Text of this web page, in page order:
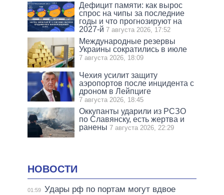
Дефицит памяти: как вырос
спрос на чипы за последние
годы и что прогнозируют на
2027-й 7 августа 2026, 17:52
Международные резервы
Украины сократились в июле
7 августа 2026, 18:09
Чехия усилит защиту
аэропортов после инцидента с
дроном в Лейпциге
7 августа 2026, 18:45
Оккупанты ударили из РСЗО
по Славянску, есть жертва и
ранены 7 августа 2026, 22:29
НОВОСТИ
01:59 Удары рф по портам могут вдвое